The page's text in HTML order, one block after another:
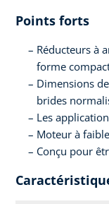
Points forts
Réducteurs à
forme
Dimensions
brides
Les
Moteur à
Conçu pour